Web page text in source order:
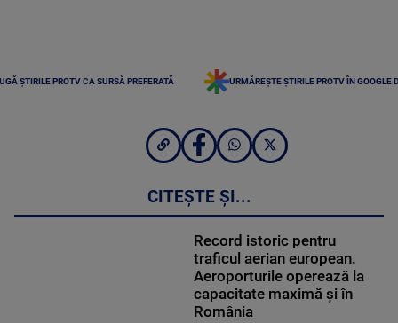
ȘTIRILE PROTV CA SURSĂ PREFERATĂ URMĂREȘTE ȘTIRILE PROTV ÎN GOOGLE
CITEȘTE ȘI...
Record istoric pentru
traficul aerian european.
Aeroporturile operează la
capacitate maximă și în
România